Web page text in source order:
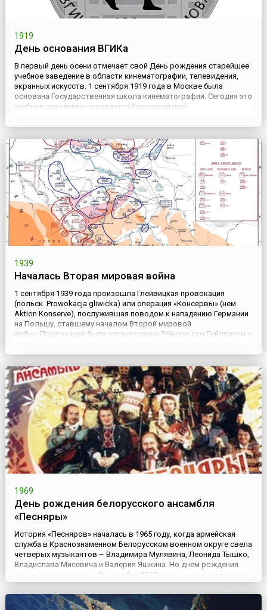
1919
День основания ВГИКа
В первый день осени отмечает свой День рождения старейшее
учебное заведение в области кинематографии, телевидения,
экранных искусств. 1 сентября 1919 года в Москве была
основана Государственная школа кинематографии. Сегодня это
учебное заведение называется Всероссийский
Герасимова, сокращенно – ВГИК. За свою 100-летнюю историю
это учебное заве...
1939
Началась Вторая мировая война
1 сентября 1939 года произошла Глейвицкая провокация
(польск. Prowokacja gliwicka) или операция «Консервы» (нем.
Aktion Konserve), послужившая поводом к нападению Германии
на Польшу, ставшему началом Второй мировой
войны.Провокация была организована Рейнхардом Гейдрихом и
штурмбанфюрером СС Альфредом Науйоксом по указанию
Адольфа Гитлера.Ид...
1969
День рождения белорусского ансамбля
«Песняры»
История «Песняров» началась в 1965 году, когда армейская
служба в Краснознаменном Белорусском военном округе свела
четверых музыкантов – Владимира Мулявина, Леонида Тышко,
Владислава Мисевича и Валерия Яшкина. Но днем рождения
коллектива считается 1 сентября 1969 года, когда решением
художественного совета минской филармонии группа «Лявоны»
(первоначальное название коллектива) получила право н...